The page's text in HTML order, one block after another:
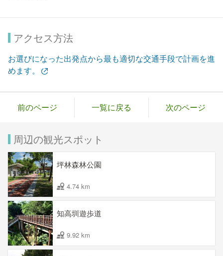
アクセス方法
お選びになった出発点から最も適切な交通手段で計画を進
めます。
前のページ 一覧に戻る 次のページ
周辺の観光スポット
坪林森林公園
4.74 km
知高圳遊歩道
9.92 km